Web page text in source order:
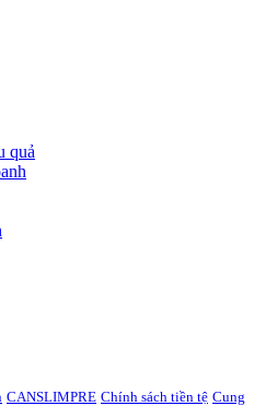
quả
CANSLIMPRE Chính sách tiền tệ Cung